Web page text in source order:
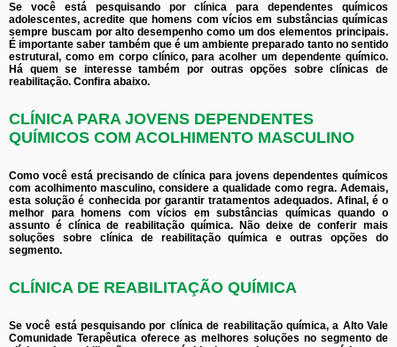
Se você está pesquisando por clínica para dependentes químicos
adolescentes, acredite que homens com vícios em substâncias químicas
sempre buscam por alto desempenho como um dos elementos principais.
É importante saber também que é um ambiente preparado tanto no sentido
estrutural, como em corpo clínico, para acolher um dependente químico.
Há quem se interesse também por outras opções sobre clínicas de
reabilitação. Confira abaixo.
CLÍNICA PARA JOVENS DEPENDENTES
QUÍMICOS COM ACOLHIMENTO MASCULINO
Como você está precisando de clínica para jovens dependentes químicos
com acolhimento masculino, considere a qualidade como regra. Ademais,
esta solução é conhecida por garantir tratamentos adequados. Afinal, é o
melhor para homens com vícios em substâncias químicas quando o
assunto é clínica de reabilitação química. Não deixe de conferir mais
soluções sobre clínica de reabilitação química e outras opções do
segmento.
CLÍNICA DE REABILITAÇÃO QUÍMICA
Se você está pesquisando por clínica de reabilitação química, a Alto Vale
Comunidade Terapêutica oferece as melhores soluções no segmento de